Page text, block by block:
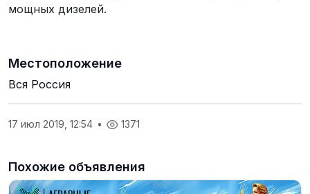
мощных дизелей.
Местоположение
Вся Россия
17 июл 2019, 12:54 • 1371
Похожие объявления